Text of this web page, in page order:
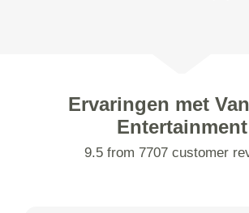
Ervaringen met
Entertainment
9.5 from 7707 customer